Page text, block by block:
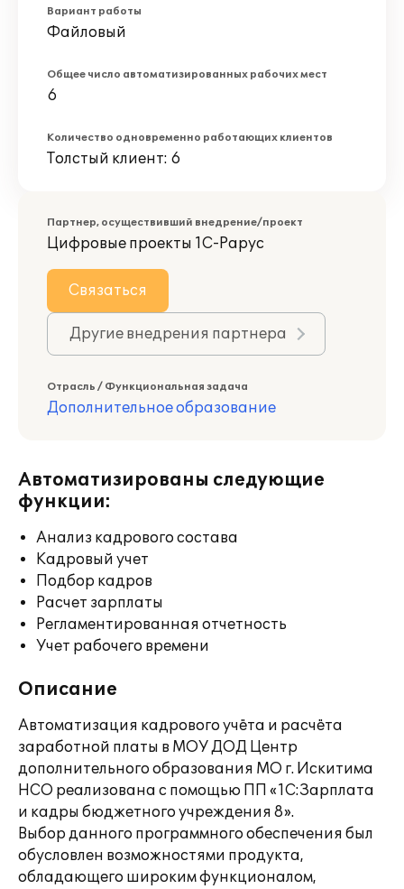
Вариант работы
Файловый
Общее число автоматизированных рабочих мест
6
Количество одновременно работающих клиентов
Толстый клиент: 6
Партнер, осуществивший внедрение/проект
Цифровые проекты 1С-Рарус
Связаться
Другие внедрения партнера
Отрасль / Функциональная задача
Дополнительное образование
Автоматизированы следующие
функции:
Анализ кадрового состава
Кадровый учет
Подбор кадров
Расчет зарплаты
Регламентированная отчетность
Учет рабочего времени
Описание
Автоматизация кадрового учёта и расчёта
заработной платы в МОУ ДОД Центр
дополнительного образования МО г. Искитима
НСО реализована с помощью ПП «1С:Зарплата
и кадры бюджетного учреждения 8».
Выбор данного программного обеспечения был
обусловлен возможностями продукта,
обладающего широким функционалом,